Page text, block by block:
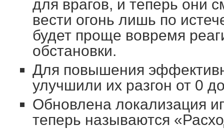
для врагов, и теперь они
вести огонь лишь по
будет проще вовремя
обстановки.
Для повышения
улучшили их разгон от 0
Обновлена локализация
теперь называются